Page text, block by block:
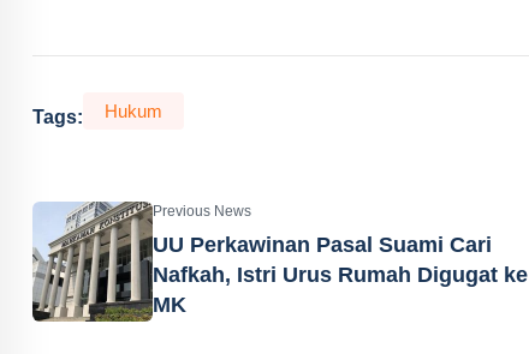
Tags: Hukum
Previous News
UU Perkawinan Pasal Suami Cari
Nafkah, Istri Urus Rumah Digugat ke
MK